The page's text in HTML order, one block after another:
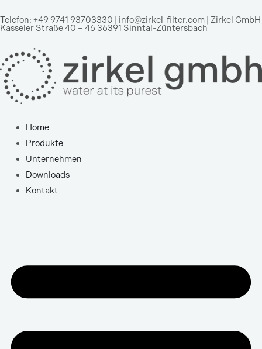
Inhalt
Telefon: +49 9741 93703330 | info@zirkel-filter.com | Zirkel GmbH
Kasseler Straße 40 – 46 36391 Sinntal-Züntersbach
Home
Produkte
Unternehmen
Downloads
Kontakt